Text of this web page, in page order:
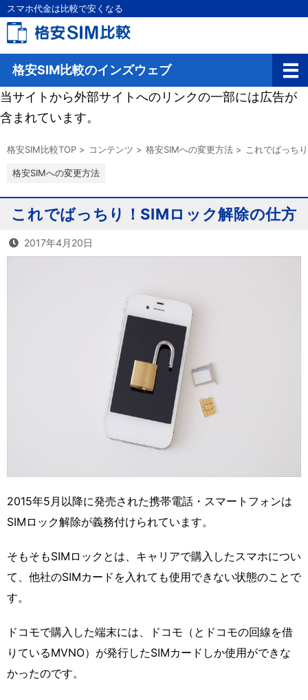
スマホ代金は比較で安くなる
格安SIM比較のインズウェブ
当サイトから外部サイトへのリンクの一部には広告が
含まれています。
格安SIM比較TOP > コンテンツ > 格安SIMへの変更方法 > これでばっち
格安SIMへの変更方法
これでばっちり！SIMロック解除の仕方
2017年4月20日
2015年5月以降に発売された携帯電話・スマートフォンは
SIMロック解除が義務付けられています。
そもそもSIMロックとは、キャリアで購入したスマホについ
て、他社のSIMカードを入れても使用できない状態のことで
す。
ドコモで購入した端末には、ドコモ（とドコモの回線を借
りているMVNO）が発行したSIMカードしか使用ができな
かったのです。